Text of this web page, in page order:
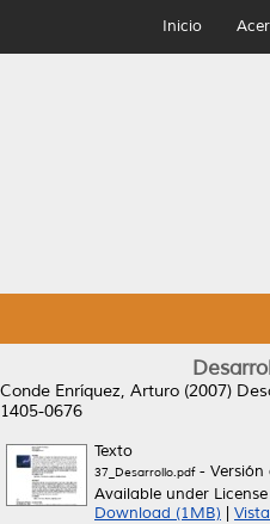
Inicio
Conde Enríquez, Arturo (2007)
1405-0676
Texto
37_Desarrollo.pdf- Versión
Available under License
Download (1MB)